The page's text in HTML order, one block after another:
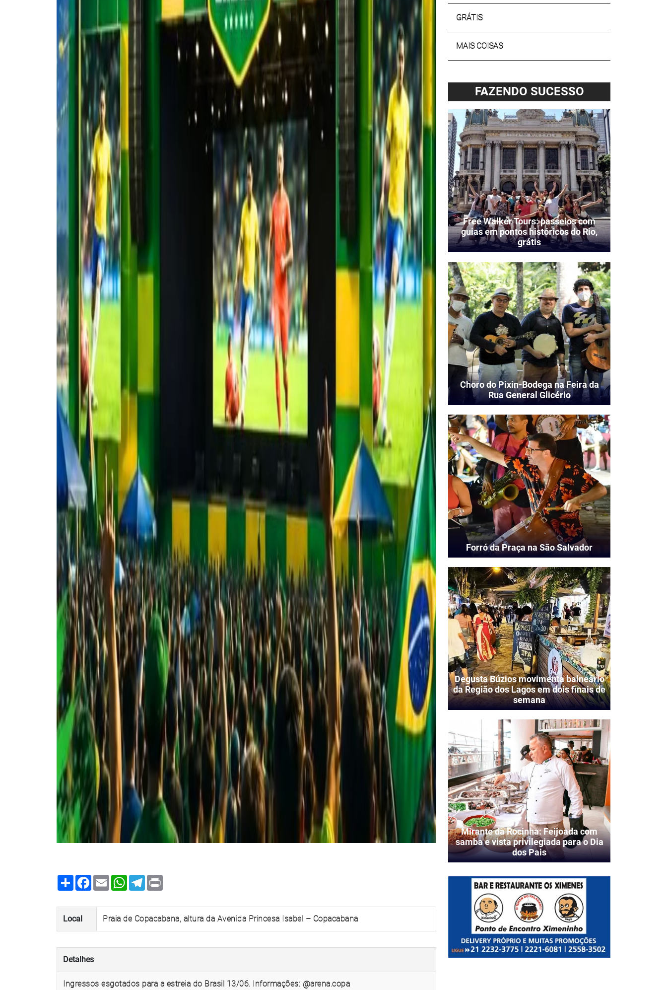
Share Facebook
Email WhatsApp
Telegram
Local Praia de Copacabana, altura da Avenida Princesa Isabel – Copacabana
Detalhes
Ingressos esgotados para a estreia do Brasil 13/06. Informações: @arena.copa
GRÁTIS
MAIS COISAS
FAZENDO SUCESSO
Free Walker Tours: passeios com
guias em pontos históricos do Rio,
grátis
Choro do Pixin-Bodega na Feira da
Rua General Glicério
Forró da Praça na São Salvador
Degusta Búzios movimenta balneário
da Região dos Lagos em dois finais de
semana
Mirante da Rocinha: Feijoada com
samba e vista privilegiada para o Dia
dos Pais